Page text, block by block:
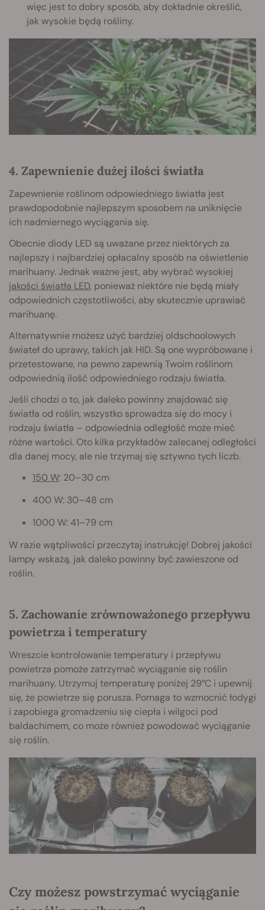
więc jest to dobry sposób, aby dokładnie określić,
jak wysokie będą rośliny.
4. Zapewnienie dużej ilości światła
Zapewnienie roślinom odpowiedniego światła jest
prawdopodobnie najlepszym sposobem na uniknięcie
ich nadmiernego wyciągania się.
Obecnie diody LED są uważane przez niektórych za
najlepszy i najbardziej opłacalny sposób na oświetlenie
marihuany. Jednak ważne jest, aby wybrać wysokiej
jakości światła LED, ponieważ niektóre nie będą miały
odpowiednich częstotliwości, aby skutecznie uprawiać
marihuanę.
Alternatywnie możesz użyć bardziej oldschoolowych
świateł do uprawy, takich jak HID. Są one wypróbowane i
przetestowane, na pewno zapewnią Twoim roślinom
odpowiednią ilość odpowiedniego rodzaju światła.
Jeśli chodzi o to, jak daleko powinny znajdować się
światła od roślin, wszystko sprowadza się do mocy i
rodzaju światła – odpowiednia odległość może mieć
różne wartości. Oto kilka przykładów zalecanej odległości
dla danej mocy, ale nie trzymaj się sztywno tych liczb.
150 W: 20–30 cm
400 W: 30–48 cm
1000 W: 41–79 cm
W razie wątpliwości przeczytaj instrukcję! Dobrej jakości
lampy wskażą, jak daleko powinny być zawieszone od
roślin.
5. Zachowanie zrównoważonego przepływu
powietrza i temperatury
Wreszcie kontrolowanie temperatury i przepływu
powietrza pomoże zatrzymać wyciąganie się roślin
marihuany. Utrzymuj temperaturę poniżej 29°C i upewnij
się, że powietrze się porusza. Pomaga to wzmocnić łodygi
i zapobiega gromadzeniu się ciepła i wilgoci pod
baldachimem, co może również powodować wyciąganie
się roślin.
Czy możesz powstrzymać wyciąganie